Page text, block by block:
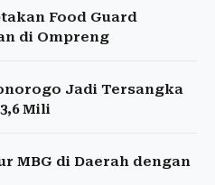
Food Guard
di Ompreng
Jadi Tersangka
Mili
MBG di Daerah dengan